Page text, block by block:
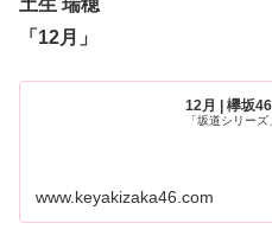
土生 瑞穂
「12月」
12月 | 欅坂
「坂道シリー
www.keyakizaka46.com